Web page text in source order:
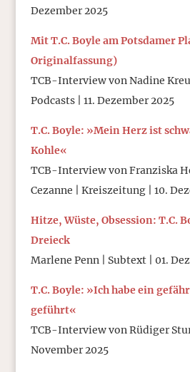
Dezember 2025
Mit T.C. Boyle am Potsdamer
Originalfassung)
TCB-Interview von Nadine
Podcasts | 11. Dezember 2025
T.C. Boyle: »Mein Herz ist
Kohle«
TCB-Interview von Franziska
Cezanne | Kreiszeitung | 10.
Hitze, Wüste, Obsession: T.C.
Dreieck
Marlene Penn | Subtext | 01.
T.C. Boyle: »Ich habe ein
geführt«
TCB-Interview von Rüdiger
November 2025